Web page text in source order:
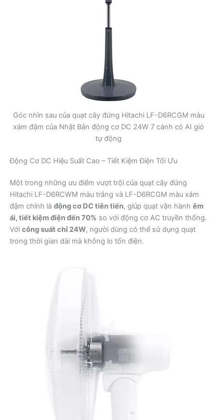
Góc nhìn sau của quạt cây đứng Hitachi LF-D6RCGM màu
xám đậm của Nhật Bản động cơ DC 24W 7 cánh có AI gió
tự động
Động Cơ DC Hiệu Suất Cao – Tiết Kiệm Điện Tối Ưu
Một trong những ưu điểm vượt trội của quạt cây đứng
Hitachi LF-D6RCWM màu trắng và LF-D6RCGM màu xám
đậm chính là động cơ DC tiên tiến, giúp quạt vận hành êm
ái, tiết kiệm điện đến 70% so với động cơ AC truyền thống.
Với công suất chỉ 24W, người dùng có thể sử dụng quạt
trong thời gian dài mà không lo tốn điện.